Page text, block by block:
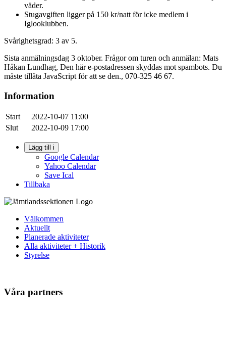
väder.
Stugavgiften ligger på 150 kr/natt för icke medlem i
Iglooklubben.
Svårighetsgrad: 3 av 5.
Sista anmälningsdag 3 oktober. Frågor om turen och anmälan: Mats
Håkan Lundhag, Den här e-postadressen skyddas mot spambots. Du
måste tillåta JavaScript för att se den., 070-325 46 67.
Information
Start
2022-10-07 11:00
Slut
2022-10-09 17:00
Lägg till i
Google Calendar
Yahoo Calendar
Save Ical
Tillbaka
Välkommen
Aktuellt
Planerade aktiviteter
Alla aktiviteter + Historik
Styrelse
Våra partners